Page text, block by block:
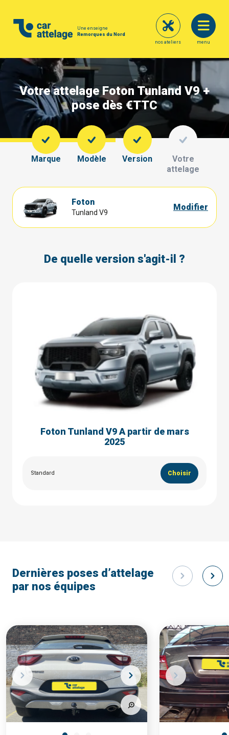
Une enseigne
Remorques du Nord
menu
nos ateliers
Votre attelage Foton Tunland V9 +
pose dès €TTC
Marque Modèle Version
Votre
attelage
Foton
Tunland V9
Modifier
De quelle version s'agit-il ?
Foton Tunland V9 A partir de mars
2025
Standard Choisir
Dernières poses d’attelage
par nos équipes